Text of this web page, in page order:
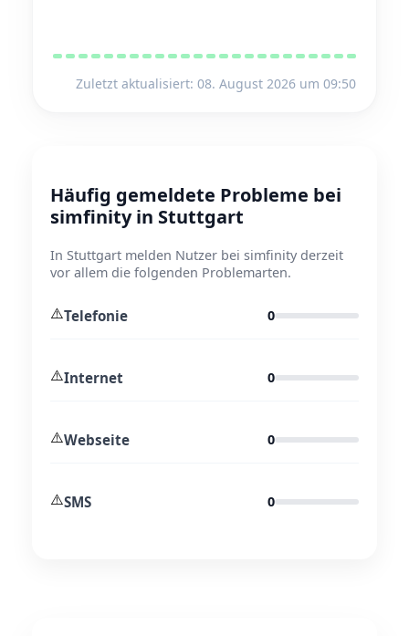
Zuletzt aktualisiert: 08. August 2026 um 09:50
Häufig gemeldete Probleme bei
simfinity in Stuttgart
In Stuttgart melden Nutzer bei simfinity derzeit
vor allem die folgenden Problemarten.
⚠️Telefonie 0
⚠️Internet 0
⚠️Webseite 0
⚠️SMS 0